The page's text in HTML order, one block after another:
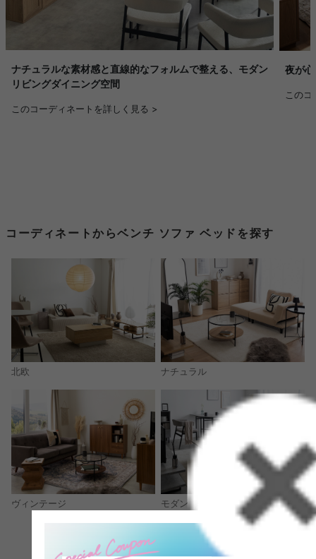
ナチュラルな素材感と直線的なフォルムで整える、モダン
リビングダイニング空間
このコーディネートを詳しく見る >
夜が
この
コーディネートからベンチ ソファ ベッドを探す
北欧 ナチュラル
ヴィンテージ モダン
コーディネートをもっと見る